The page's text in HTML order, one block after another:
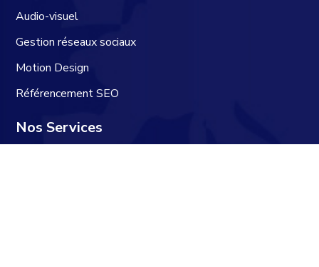
Audio-visuel
Gestion réseaux sociaux
Motion Design
Référencement SEO
Nos Services